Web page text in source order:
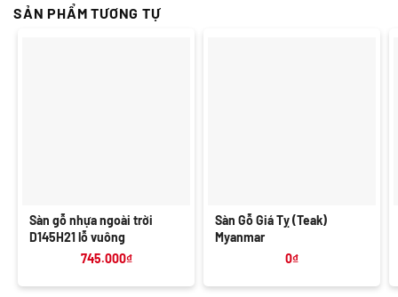
SẢN PHẨM TƯƠNG TỰ
Sàn gỗ nhựa ngoài trời
D145H21 lỗ vuông
745.000₫
Sàn Gỗ Giá Tỵ (Teak)
Myanmar
0₫